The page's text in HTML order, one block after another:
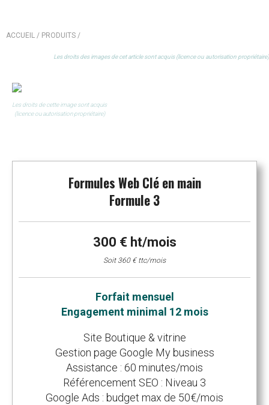
ACCUEIL / PRODUITS /
Les droits des images de cet article sont acquis (licence ou autorisation propriétaire)
Les droits de cette image sont acquis
(licence ou autorisation propriétaire)
Formules Web Clé en main
Formule 3
300 € ht/mois
Soit 360 € ttc/mois
Forfait mensuel
Engagement minimal 12 mois
Site Boutique & vitrine
Gestion page Google My business
Assistance : 60 minutes/mois
Référencement SEO : Niveau 3
Google Ads : budget max de 50€/mois